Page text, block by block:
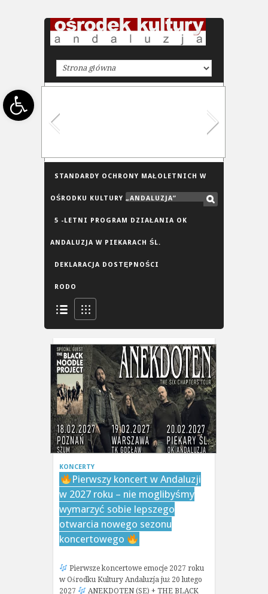
Open toolbar
STANDARDY OCHRONY MAŁOLETNICH W
OŚRODKU KULTURY „ANDALUZJA”
5 -LETNI PROGRAM DZIAŁANIA OK
ANDALUZJA W PIEKARACH ŚL.
DEKLARACJA DOSTĘPNOŚCI
RODO
KONCERTY
Pierwszy koncert w Andaluzji
w 2027 roku – nie moglibyśmy
wymarzyć sobie lepszego
otwarcia nowego sezonu
koncertowego
Pierwsze koncertowe emocje 2027 roku
w Ośrodku Kultury Andaluzja już 20 lutego
2027
ANEKDOTEN (SE) + THE BLACK